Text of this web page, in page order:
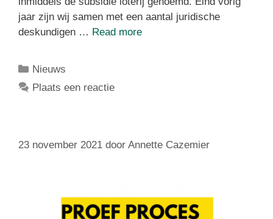
jaar zijn wij samen met een aantal juridische
deskundigen … Read more
Nieuws
Plaats een reactie
23 november 2021 door Annette Cazemier